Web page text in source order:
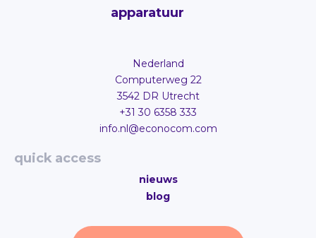
apparatuur
Nederland
Computerweg 22
3542 DR Utrecht
+31 30 6358 333
info.nl@econocom.com
quick access
nieuws
blog